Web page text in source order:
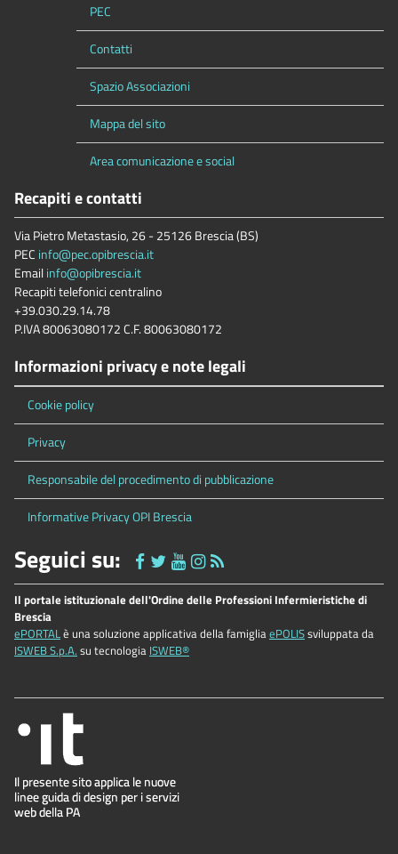
PEC
Contatti
Spazio Associazioni
Mappa del sito
Area comunicazione e social
Recapiti e contatti
Via Pietro Metastasio, 26 - 25126 Brescia (BS)
PEC info@pec.opibrescia.it
Emailinfo@opibrescia.it
Recapiti telefonici centralino
+39.030.29.14.78
P.IVA 80063080172 C.F. 80063080172
Informazioni privacy e note legali
Cookie policy
Privacy
Responsabile del procedimento di pubblicazione
Informative Privacy OPI Brescia
Seguici su:
Il portale istituzionale dell'Ordine delle Professioni Infermieristiche di
Brescia
ePORTALè una soluzione applicativa della famigliaePOLISsviluppata da
ISWEB S.p.A. su tecnologia ISWEB®